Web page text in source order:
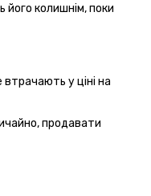
колишнім, поки
у ціні на
продавати